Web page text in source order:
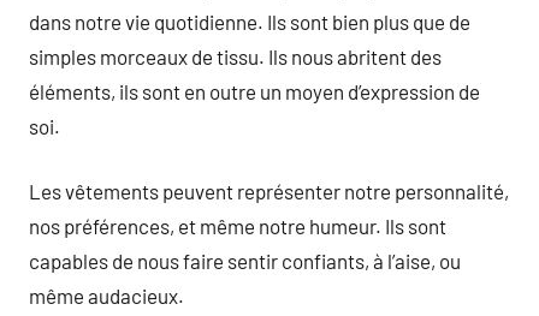
dans notre vie quotidienne. Ils sont bien plus que de
simples morceaux de tissu. Ils nous abritent des
éléments, ils sont en outre un moyen d’expression de
soi.
Les vêtements peuvent représenter notre personnalité,
nos préférences, et même notre humeur. Ils sont
capables de nous faire sentir confiants, à l’aise, ou
même audacieux.